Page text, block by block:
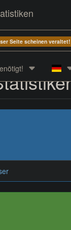
Seite scheinen